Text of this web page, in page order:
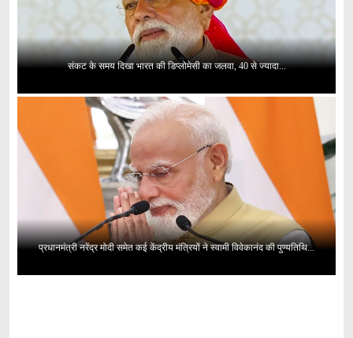
संकट के समय दिखा भारत की डिप्लोमेसी का जलवा, 40 से ज्यादा...
प्रधानमंत्री नरेंद्र मोदी समेत कई केंद्रीय मंत्रियों ने स्वामी विवेकानंद की पुण्यतिथि...